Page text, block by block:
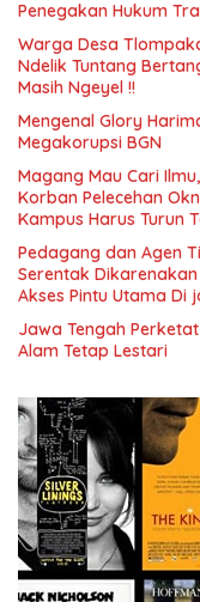
Penegakan Hukum
Warga Desa
Ndelik Tuntang
Masih Ngeyel !!
Mengenal Glory
Megakorupsi BGN
Magang Mau Cari
Korban Pelecehan
Kampus Harus Turun
Pedagang dan Agen
Serentak
Jawa Tengah
Alam Tetap Lestari